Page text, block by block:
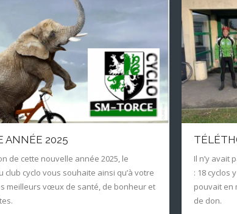
ANNÉE 2025
de cette nouvelle année 2025, le
club cyclo vous souhaite ainsi qu’à votre
meilleurs vœux de santé, de bonheur et
Il n’y avait
: 18 cyclos
pouvait en
de don.